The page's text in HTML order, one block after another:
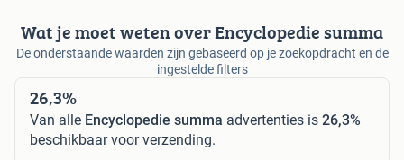
Wat je moet weten over Encyclopedie summa
De onderstaande waarden zijn gebaseerd op je zoekopdracht en de
ingestelde filters
26,3%
Van alle Encyclopedie summa advertenties is 26,3%
beschikbaar voor verzending.